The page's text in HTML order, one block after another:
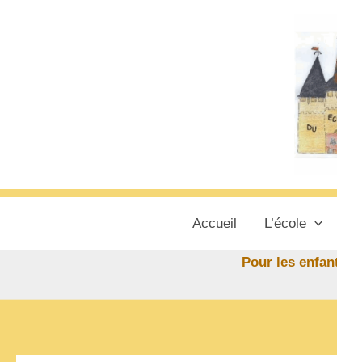
Accueil L’école
Pour les